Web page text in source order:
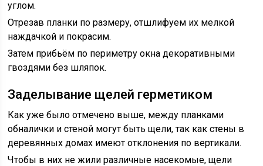
углом.
Отрезав планки по размеру, отшлифуем их мелкой
наждачкой и покрасим.
Затем прибьём по периметру окна декоративными
гвоздями без шляпок.
Заделывание щелей герметиком
Как уже было отмечено выше, между планками
обналички и стеной могут быть щели, так как стены в
деревянных домах имеют отклонения по вертикали.
Чтобы в них не жили различные насекомые, щели